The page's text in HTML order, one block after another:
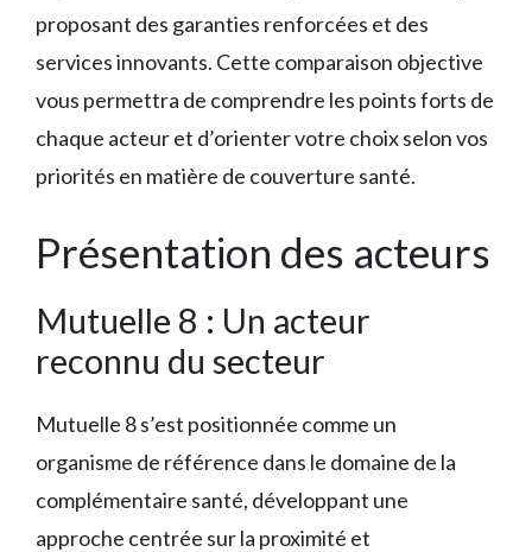
proposant des garanties renforcées et des
services innovants. Cette comparaison objective
vous permettra de comprendre les points forts de
chaque acteur et d’orienter votre choix selon vos
priorités en matière de couverture santé.
Présentation des acteurs
Mutuelle 8 : Un acteur
reconnu du secteur
Mutuelle 8 s’est positionnée comme un
organisme de référence dans le domaine de la
complémentaire santé, développant une
approche centrée sur la proximité et